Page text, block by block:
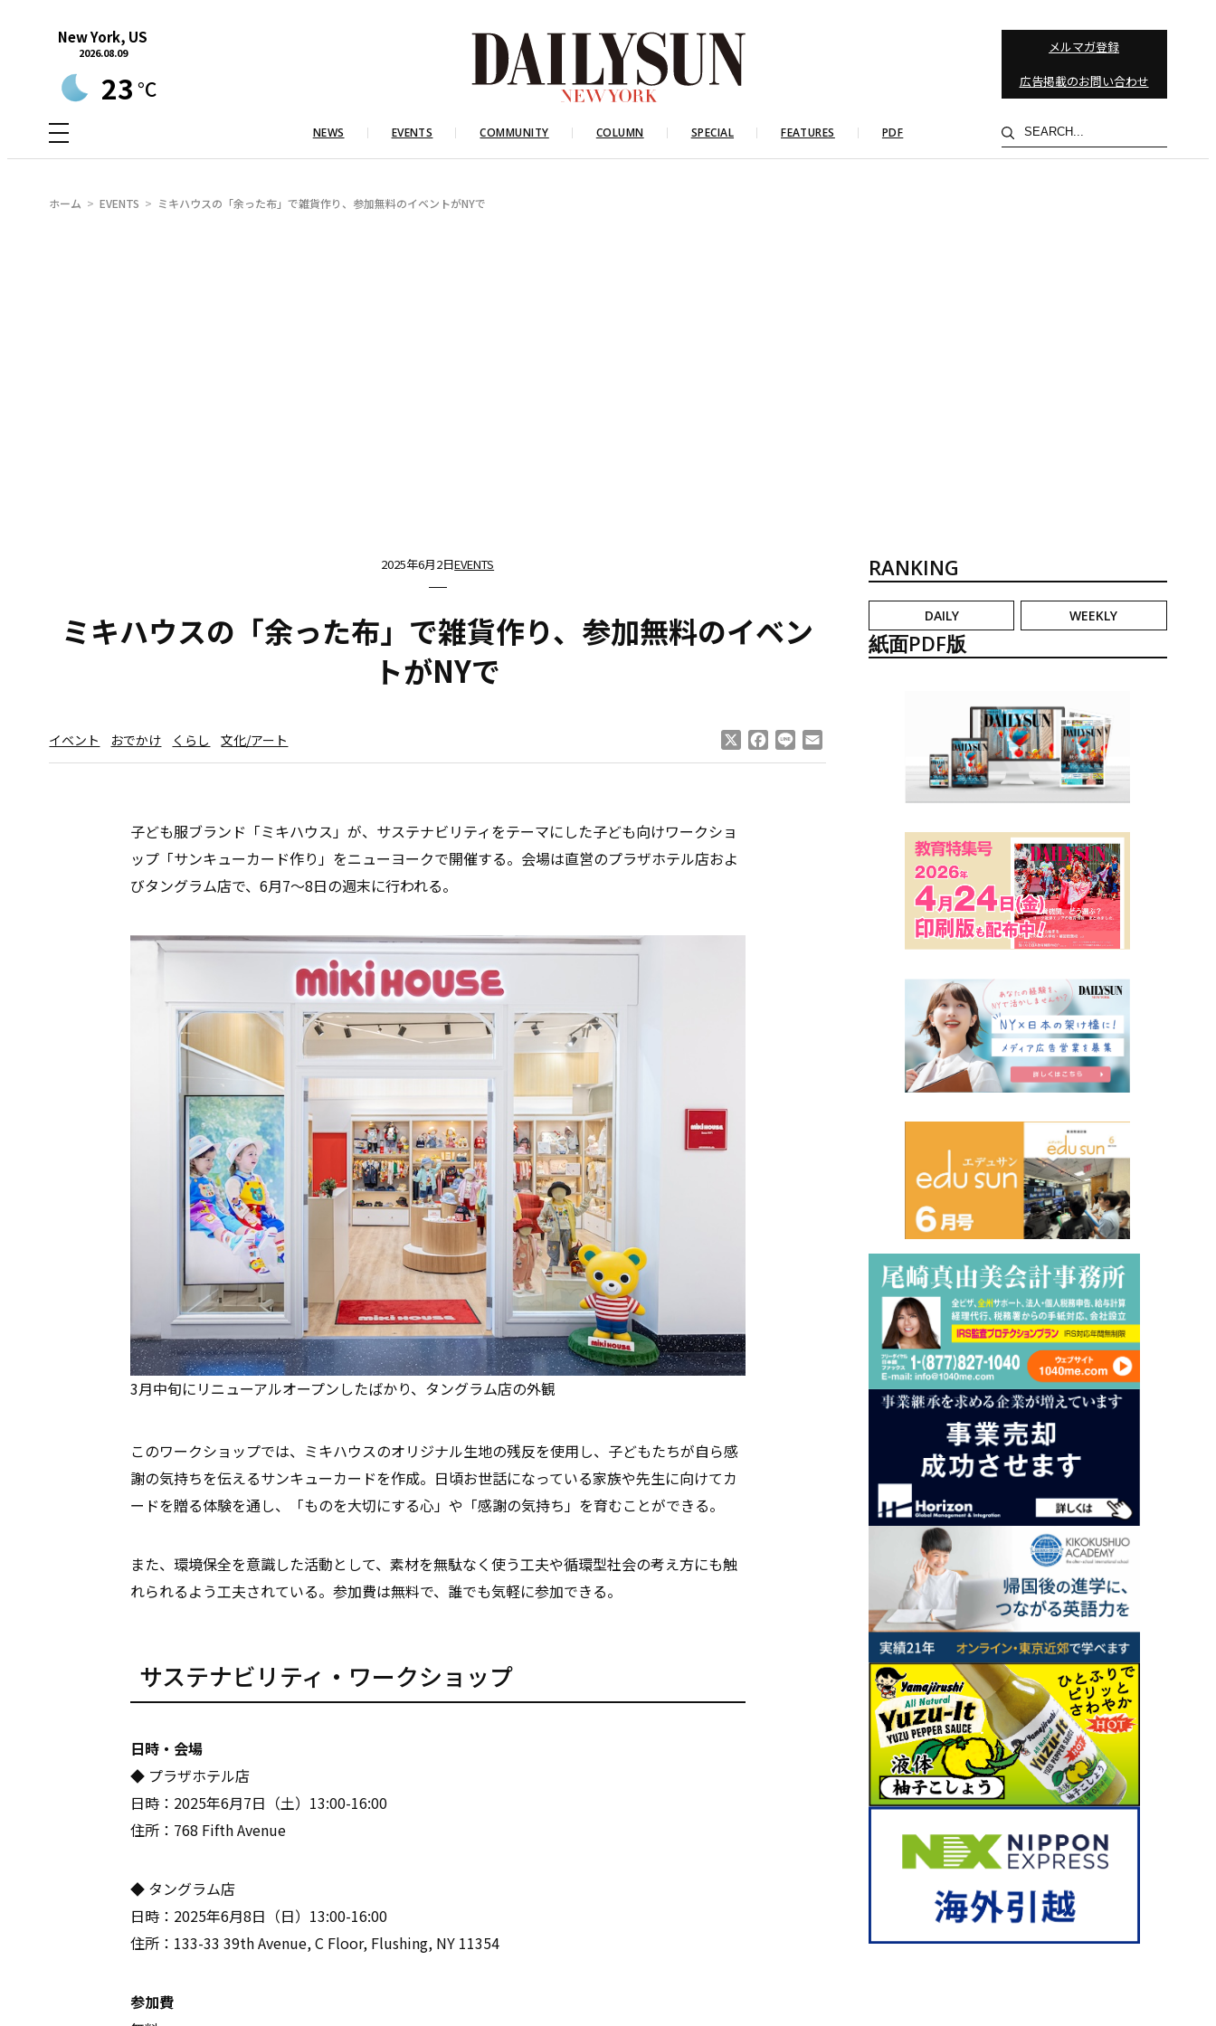
New York, US
2026.08.09
23 °C
メルマガ登録
広告掲載のお問い合わせ
NEWS EVENTS COMMUNITY COLUMN SPECIAL FEATURES PDF
検
索
ホーム EVENTS ミキハウスの「余った布」で雑貨作り、参加無料のイベントがNYで
2025年6月2日EVENTS
ミキハウスの「余った布」で雑貨作り、参加無料のイベン
トがNYで
イベント おでかけ くらし 文化/アート Facebook
Line
子ども服ブランド「ミキハウス」が、サステナビリティをテーマにした子ども向けワークショ
ップ「サンキューカード作り」をニューヨークで開催する。会場は直営のプラザホテル店およ
びタングラム店で、6月7〜8日の週末に行われる。
3月中旬にリニューアルオープンしたばかり、タングラム店の外観
このワークショップでは、ミキハウスのオリジナル生地の残反を使用し、子どもたちが自ら感
謝の気持ちを伝えるサンキューカードを作成。日頃お世話になっている家族や先生に向けてカ
ードを贈る体験を通し、「ものを大切にする心」や「感謝の気持ち」を育むことができる。
また、環境保全を意識した活動として、素材を無駄なく使う工夫や循環型社会の考え方にも触
れられるよう工夫されている。参加費は無料で、誰でも気軽に参加できる。
サステナビリティ・ワークショップ
日時・会場
◆ プラザホテル店
日時：2025年6月7日（土）13:00-16:00
住所：768 Fifth Avenue
◆ タングラム店
日時：2025年6月8日（日）13:00-16:00
住所：133-33 39th Avenue, C Floor, Flushing, NY 11354
参加費
RANKING
DAILY WEEKLY
紙面PDF版